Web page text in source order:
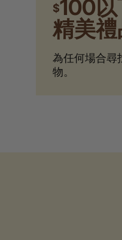
$100
精美禮
為任何場合尋
物。